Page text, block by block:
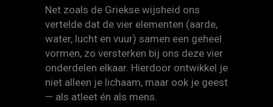
Net zoals de Griekse wijsheid ons
vertelde dat de vier elementen (aarde,
water, lucht en vuur) samen een geheel
vormen, zo versterken bij ons deze vier
onderdelen elkaar. Hierdoor ontwikkel je
niet alleen je lichaam, maar ook je geest
— als atleet én als mens.